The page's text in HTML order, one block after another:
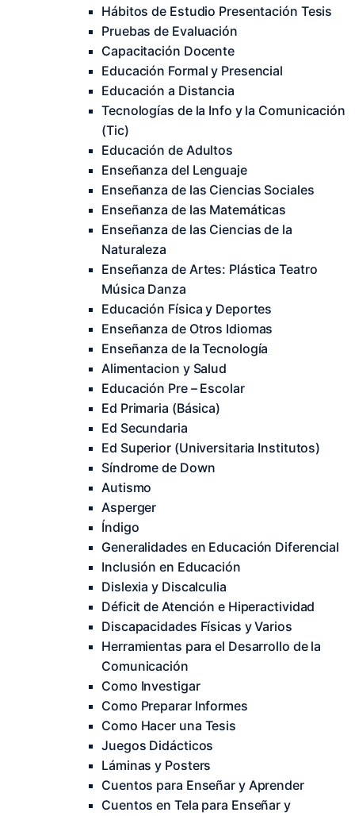
Hábitos de Estudio Presentación Tesis
Pruebas de Evaluación
Capacitación Docente
Educación Formal y Presencial
Educación a Distancia
Tecnologías de la Info y la Comunicación
(Tic)
Educación de Adultos
Enseñanza del Lenguaje
Enseñanza de las Ciencias Sociales
Enseñanza de las Matemáticas
Enseñanza de las Ciencias de la
Naturaleza
Enseñanza de Artes: Plástica Teatro
Música Danza
Educación Física y Deportes
Enseñanza de Otros Idiomas
Enseñanza de la Tecnología
Alimentacion y Salud
Educación Pre – Escolar
Ed Primaria (Básica)
Ed Secundaria
Ed Superior (Universitaria Institutos)
Síndrome de Down
Autismo
Asperger
Índigo
Generalidades en Educación Diferencial
Inclusión en Educación
Dislexia y Discalculia
Déficit de Atención e Hiperactividad
Discapacidades Físicas y Varios
Herramientas para el Desarrollo de la
Comunicación
Como Investigar
Como Preparar Informes
Como Hacer una Tesis
Juegos Didácticos
Láminas y Posters
Cuentos para Enseñar y Aprender
Cuentos en Tela para Enseñar y